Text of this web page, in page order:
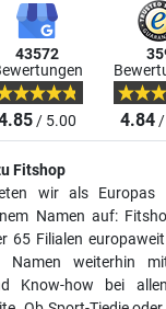
43572
/ 5.00 4.84/
Fitshop
wir als Europas
Namen auf:
65 Filialen
Namen weiterhin
Know-how bei